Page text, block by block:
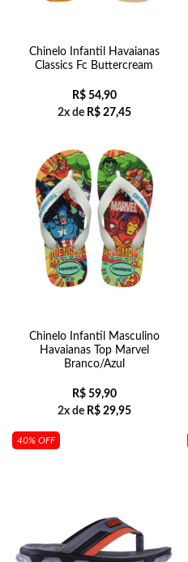
Chinelo Infantil Havaianas
Classics Fc Buttercream
R$54,90
2x de R$27,45
Chinelo Infantil Masculino
Havaianas Top Marvel
Branco/Azul
R$59,90
2x de R$29,95
40% OFF